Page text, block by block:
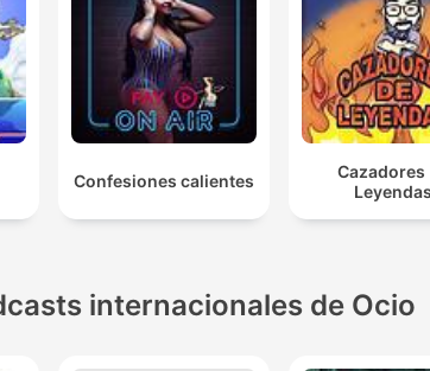
Confesiones calientes
Cazadores
internacionales de Ocio